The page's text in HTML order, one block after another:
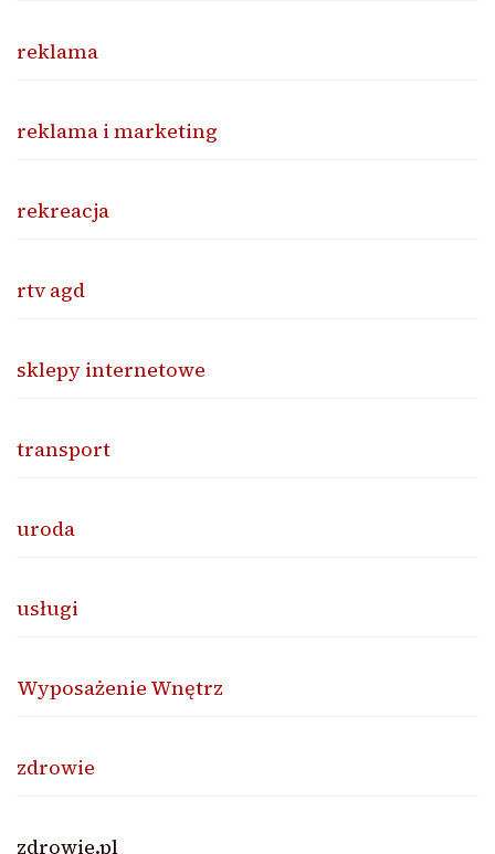
reklama
reklama i marketing
rekreacja
rtv agd
sklepy internetowe
transport
uroda
usługi
Wyposażenie Wnętrz
zdrowie
zdrowie.pl